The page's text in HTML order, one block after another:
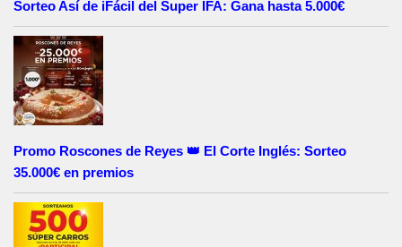
Sorteo Así de iFácil del Super IFA: Gana hasta 5.000€
Promo Roscones de Reyes 👑 El Corte Inglés: Sorteo
35.000€ en premios